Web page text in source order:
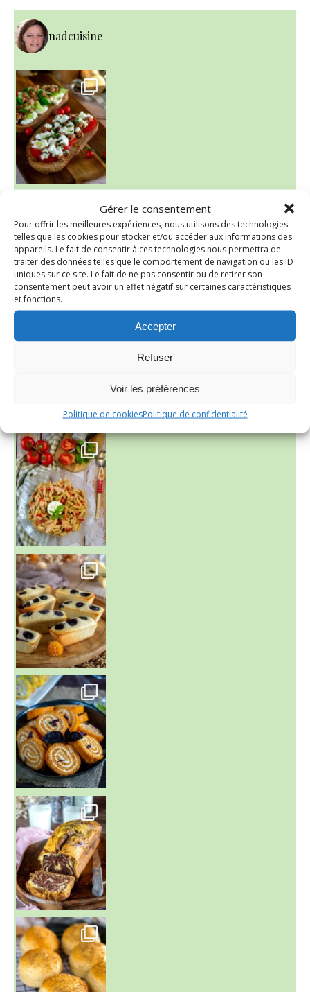
Gérer le consentement
Pour offrir les meilleures expériences, nous utilisons des technologies
telles que les cookies pour stocker et/ou accéder aux informations des
appareils. Le fait de consentir à ces technologies nous permettra de
traiter des données telles que le comportement de navigation ou les ID
uniques sur ce site. Le fait de ne pas consentir ou de retirer son
consentement peut avoir un effet négatif sur certaines caractéristiques
et fonctions.
Accepter
Refuser
Voir les préférences
Politique de cookiesPolitique de confidentialité
nadcuisine
~ SALADE DE PÂTES AUX DEUX TOMATES THON ET BURRA
~ FINANCIERS MYRTILLES ET CITRON ~
Aujourd'hu
~ BUNS MAISON ~
Un peu de boulange par ici au